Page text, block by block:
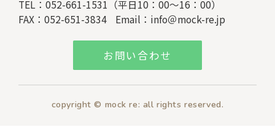
TEL：052-661-1531（平日10：00～16：00）
FAX：052-651-3834
Email： info＠mock-re.jp
お問い合わせ
copyright © mock re: all rights reserved.